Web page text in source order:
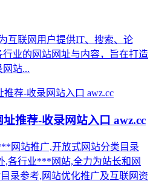
互联网用户提供IT、搜索、论
业的网站网址与内容，旨在打造
站...
推荐-收录网站入口 awz.cc
网站推广,开放式网站分类目录
,各行业***网站,全力为站长和网
录参考,网站优化推广及互联网资